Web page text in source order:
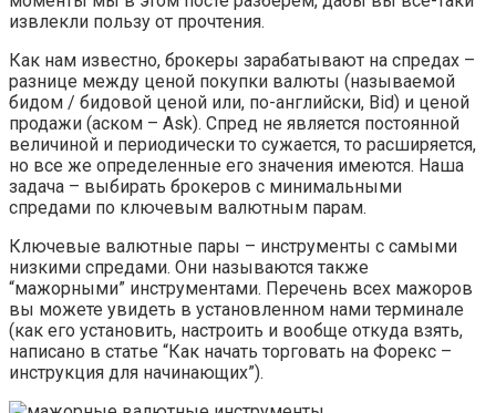
извлекли пользу от прочтения.
Как нам известно, брокеры зарабатывают на спредах –
разнице между ценой покупки валюты (называемой
бидом / бидовой ценой или, по-английски, Bid) и ценой
продажи (аском – Ask). Спред не является постоянной
величиной и периодически то сужается, то расширяется,
но все же определенные его значения имеются. Наша
задача – выбирать брокеров с минимальными
спредами по ключевым валютным парам.
Ключевые валютные пары – инструменты с самыми
низкими спредами. Они называются также
“мажорными” инструментами. Перечень всех мажоров
вы можете увидеть в установленном нами терминале
(как его установить, настроить и вообще откуда взять,
написано в статье “Как начать торговать на Форекс –
инструкция для начинающих”).